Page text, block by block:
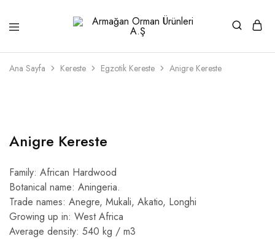
Orman
A.Ş
beri
ahşabın
Ana Sayfa Kereste Egzotik Kereste Anigre Kereste
Anigre Kereste
Family: African Hardwood
Botanical name: Aningeria.
Trade names: Anegre, Mukali, Akatio, Longhi
Growing up in: West Africa
Average density: 540 kg / m3